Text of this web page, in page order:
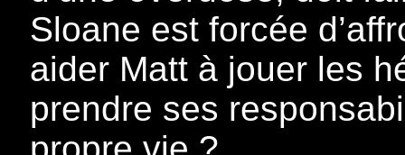
Sloane est forcée
aider Matt à jouer les
prendre ses